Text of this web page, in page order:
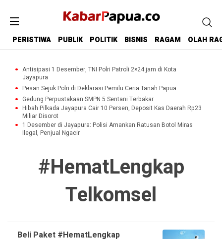
PERISTIWA PUBLIK POLITIK BISNIS RAGAM OLAH
Antisipasi 1 Desember, TNI Polri Patroli 2×24 jam di Kota
Jayapura
Pesan Sejuk Polri di Deklarasi Pemilu Ceria Tanah Papua
Gedung Perpustakaan SMPN 5 Sentani Terbakar
Hibah Pilkada Jayapura Cair 10 Persen, Deposit Kas Daerah Rp23
Miliar Disorot
1 Desember di Jayapura: Polisi Amankan Ratusan Botol Miras
Ilegal, Penjual Ngacir
#HematLengkap
Telkomsel
Beli Paket #HematLengkap